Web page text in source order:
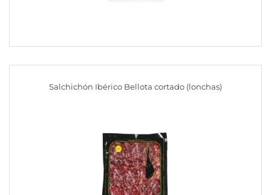
Salchichón Ibérico Bellota cortado (lonchas)